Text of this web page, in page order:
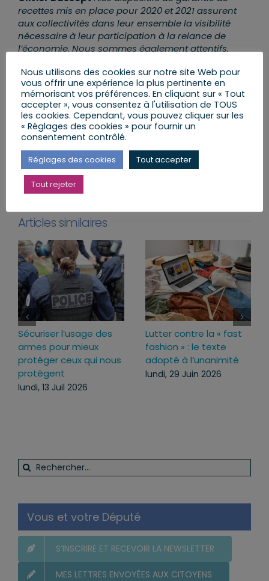
recettes mis en place pour 2020 et 2021 assurent
aux collectivités dans leur ensemble la visibilité
nécessaire à leur participation à la relance de
l’économie. Nous sommes également attentifs,
de chaque collectivité. Nous en témoignons à
nouveau aujourd’hui.
Partager cet article
Facebook
X LinkedInEmail
Articles similaires
Sécuriser l’usage des
armes pour mieux
protéger ceux qui nous
protègent
lundi, 13 Juil 2026
Lutter contre la « fast
fashion » : le texte
adopté à l’unanimité
lundi, 29 Juin 2026
Rechercher:
Vous et votre Député
S’INSCRIRE ET RECEVOIR LA NEWSLETTER
MES LETTRES ENVOYÉES AUX CITOYENS
Nous utilisons des cookies sur notre site Web pour
vous offrir une expérience la plus pertinente en
mémorisant vos préférences. En cliquant sur « Tout
accepter », vous consentez à l'utilisation de TOUS
les cookies. Cependant, vous pouvez cliquer sur les
« Réglages des cookies » pour fournir un
consentement contrôlé.
Réglages des cookies Tout accepter
Tout rejeter